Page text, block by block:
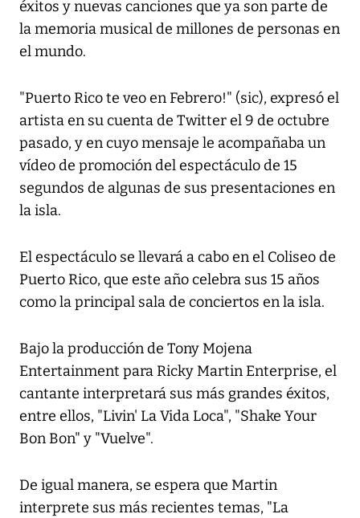
éxitos y nuevas canciones que ya son parte de
la memoria musical de millones de personas en
el mundo.
"Puerto Rico te veo en Febrero!" (sic), expresó el
artista en su cuenta de Twitter el 9 de octubre
pasado, y en cuyo mensaje le acompañaba un
vídeo de promoción del espectáculo de 15
segundos de algunas de sus presentaciones en
la isla.
El espectáculo se llevará a cabo en el Coliseo de
Puerto Rico, que este año celebra sus 15 años
como la principal sala de conciertos en la isla.
Bajo la producción de Tony Mojena
Entertainment para Ricky Martin Enterprise, el
cantante interpretará sus más grandes éxitos,
entre ellos, "Livin' La Vida Loca", "Shake Your
Bon Bon" y "Vuelve".
De igual manera, se espera que Martin
interprete sus más recientes temas, "La